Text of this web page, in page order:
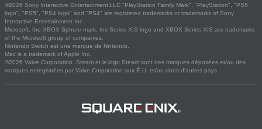
©2026 Sony Interactive Entertainment LLC."PlayStation Family Mark", "PlayStation", "PS5
logo", "PS5", "PS4 logo" and "PS4" are registered trademarks or trademarks of Sony
Interactive Entertainment Inc.
Microsoft, the XBOX Sphere mark, the Series X|S logo and XBOX Series X|S are trademarks
of the Microsoft group of companies.
Nintendo Switch est une marque de Nintendo.
Mac is a trademark of Apple Inc.
©2026 Valve Corporation. Steam et le logo Steam sont des marques déposées et/ou des
marques enregistrées par Valve Corporation aux É.U. et/ou dans d'autres pays.